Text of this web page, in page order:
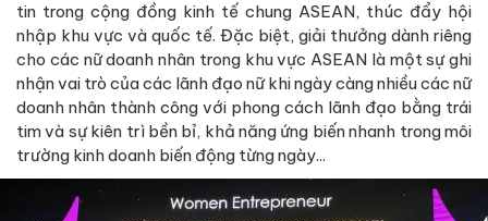
tin trong cộng đồng kinh tế chung ASEAN, thúc đẩy hội
nhập khu vực và quốc tế. Đặc biệt, giải thưởng dành riêng
cho các nữ doanh nhân trong khu vực ASEAN là một sự ghi
nhận vai trò của các lãnh đạo nữ khi ngày càng nhiều các nữ
doanh nhân thành công với phong cách lãnh đạo bằng trái
tim và sự kiên trì bền bỉ, khả năng ứng biến nhanh trong môi
trường kinh doanh biến động từng ngày...